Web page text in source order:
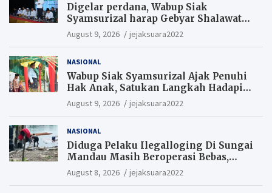
Digelar perdana, Wabup Siak
Syamsurizal harap Gebyar Shalawat
bisa meningkatkan nilai keagamaan
ditengah-tengah masyarakat.
August 9, 2026 jejaksuara2022
NASIONAL
Wabup Siak Syamsurizal Ajak Penuhi
Hak Anak, Satukan Langkah Hadapi
Tantangan Daerah
August 9, 2026 jejaksuara2022
NASIONAL
Diduga Pelaku Ilegalloging Di Sungai
Mandau Masih Beroperasi Bebas,
Masyarakat Minta Aparat Penegak
Hukum Segera Tangkap Aktor Dan
August 8, 2026 jejaksuara2022